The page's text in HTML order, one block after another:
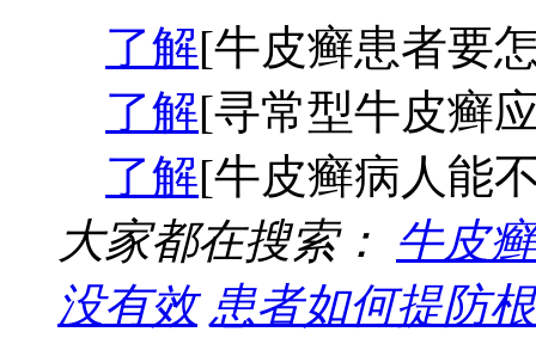
了解[牛皮癣患者要
了解[寻常型牛皮癣
了解[牛皮癣病人能
大家都在搜索： 牛皮
没有效 患者如何提防